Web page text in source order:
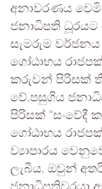
අනාවරණය
ජනාධිපති ධූරයට
සැමරුම
ගෝඨාභය
කරුවන් පිරිසක්
වේ.පසුගිය
පිරිසක්
ගෝඨාභය
ව්‍යාපාරය
ලැබීය. ඔවුන්